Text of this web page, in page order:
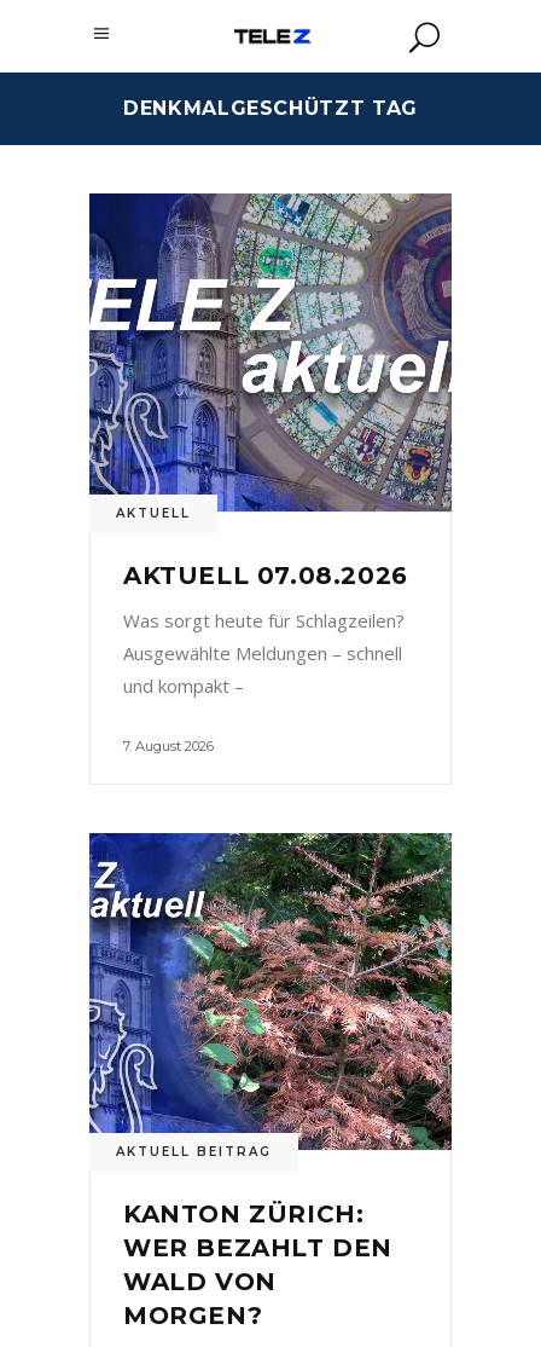
DENKMALGESCHÜTZT TAG
AKTUELL
AKTUELL 07.08.2026
Was sorgt heute für Schlagzeilen?
Ausgewählte Meldungen – schnell
und kompakt –
7. August 2026
AKTUELL BEITRAG
KANTON ZÜRICH:
WER BEZAHLT DEN
WALD VON
MORGEN?